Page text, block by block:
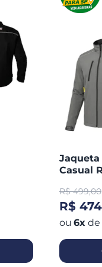
Jaqueta
Casual
R$ 499,00
R$
6x de